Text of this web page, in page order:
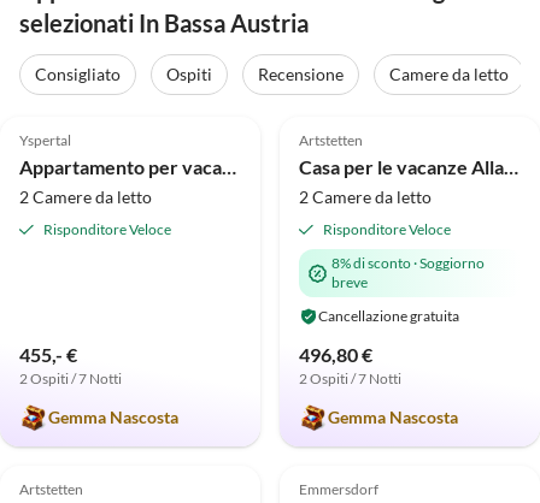
selezionati In Bassa Austria
Consigliato Ospiti Recensione
Camere da letto
Yspertal
Appartamento per vacanze Bauernhof Waira
2 Camere da letto
Risponditore Veloce
455,- €
2 Ospiti / 7 Notti
Gemma Nascosta
Artstetten
Casa per le vacanze Alla vecchia fucina
2 Camere da letto
Risponditore Veloce
8% di sconto·Soggiorno
breve
Cancellazione gratuita
496,80 €
2 Ospiti / 7 Notti
Gemma Nascosta
5.0 (6)
Artstetten
5.0 (1)
Emmersdorf